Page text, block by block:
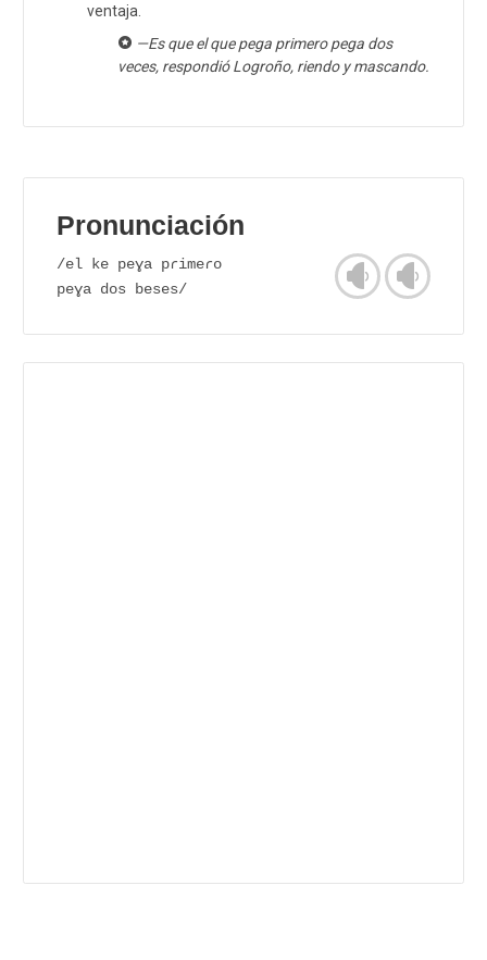
ventaja.
—Es que el que pega primero pega dos
veces, respondió Logroño, riendo y mascando.
Pronunciación
/el ke peɣa pɾimeɾo
peɣa dos beses/